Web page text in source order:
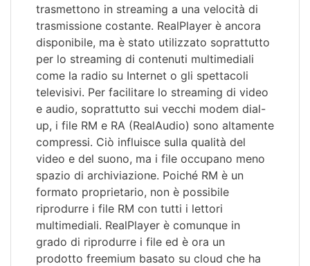
trasmettono in streaming a una velocità di
trasmissione costante. RealPlayer è ancora
disponibile, ma è stato utilizzato soprattutto
per lo streaming di contenuti multimediali
come la radio su Internet o gli spettacoli
televisivi. Per facilitare lo streaming di video
e audio, soprattutto sui vecchi modem dial-
up, i file RM e RA (RealAudio) sono altamente
compressi. Ciò influisce sulla qualità del
video e del suono, ma i file occupano meno
spazio di archiviazione. Poiché RM è un
formato proprietario, non è possibile
riprodurre i file RM con tutti i lettori
multimediali. RealPlayer è comunque in
grado di riprodurre i file ed è ora un
prodotto freemium basato su cloud che ha